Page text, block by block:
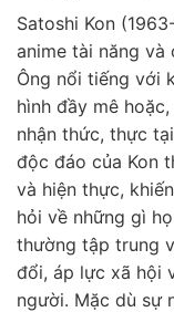
Satoshi Kon
anime tài năng và
Ông nổi tiếng với
hình đầy mê
nhận thức, thực
độc đáo của Kon
và hiện thực,
hỏi về những gì
thường tập trung
đổi, áp lực xã hội
người. Mặc dù sự